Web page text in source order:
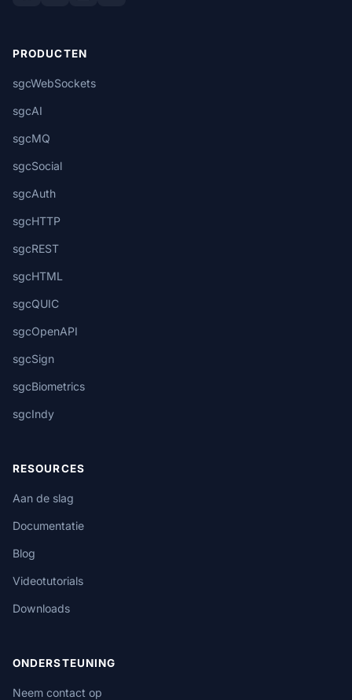
PRODUCTEN
sgcWebSockets
sgcAI
sgcMQ
sgcSocial
sgcAuth
sgcHTTP
sgcREST
sgcHTML
sgcQUIC
sgcOpenAPI
sgcSign
sgcBiometrics
sgcIndy
RESOURCES
Aan de slag
Documentatie
Blog
Videotutorials
Downloads
ONDERSTEUNING
Neem contact op